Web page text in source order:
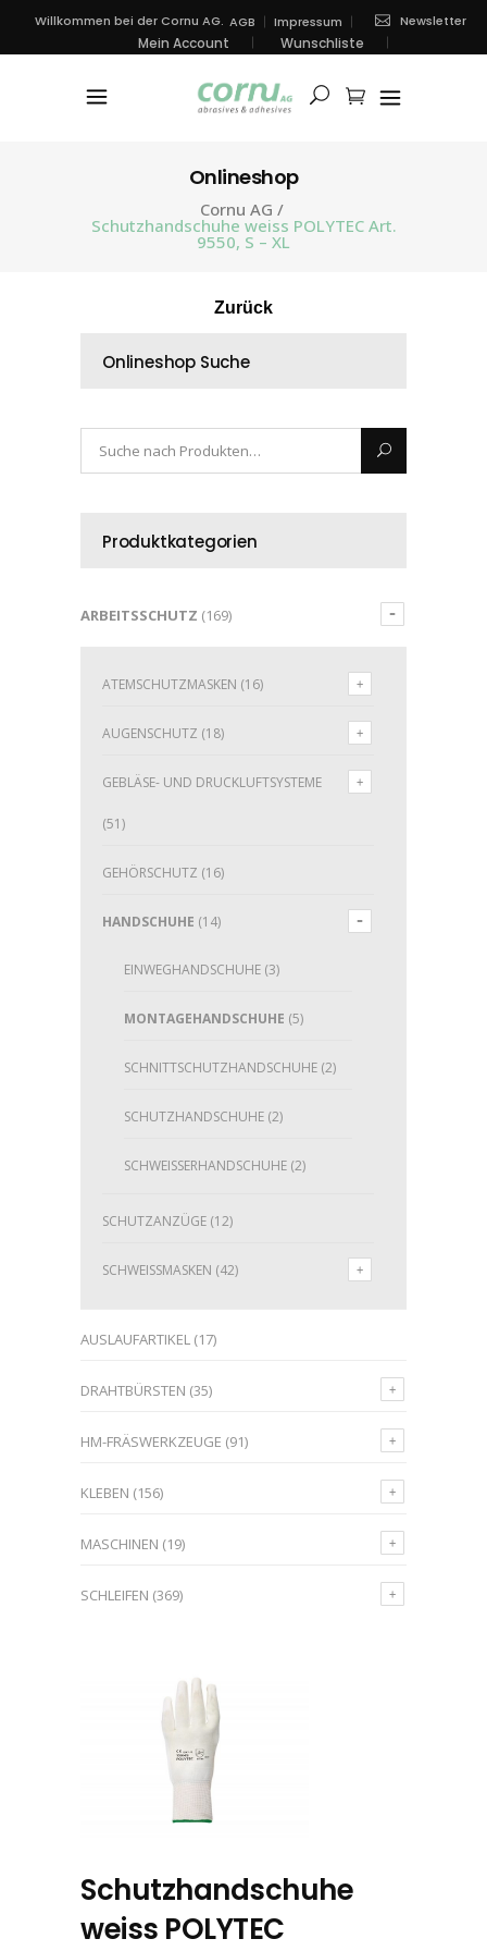
Willkommen bei der Cornu AG. AGB Impressum Newsletter
Mein Account Wunschliste
Onlineshop
Cornu AG /
Schutzhandschuhe weiss POLYTEC Art.
9550, S – XL
Zurück
Onlineshop Suche
Produktkategorien
ARBEITSSCHUTZ (169)
ATEMSCHUTZMASKEN (16)
AUGENSCHUTZ (18)
GEBLÄSE- UND DRUCKLUFTSYSTEME
(51)
GEHÖRSCHUTZ (16)
HANDSCHUHE (14)
EINWEGHANDSCHUHE (3)
MONTAGEHANDSCHUHE (5)
SCHNITTSCHUTZHANDSCHUHE (2)
SCHUTZHANDSCHUHE (2)
SCHWEISSERHANDSCHUHE (2)
SCHUTZANZÜGE (12)
SCHWEISSMASKEN (42)
AUSLAUFARTIKEL (17)
DRAHTBÜRSTEN (35)
HM-FRÄSWERKZEUGE (91)
KLEBEN (156)
MASCHINEN (19)
SCHLEIFEN (369)
Schutzhandschuhe
weiss POLYTEC